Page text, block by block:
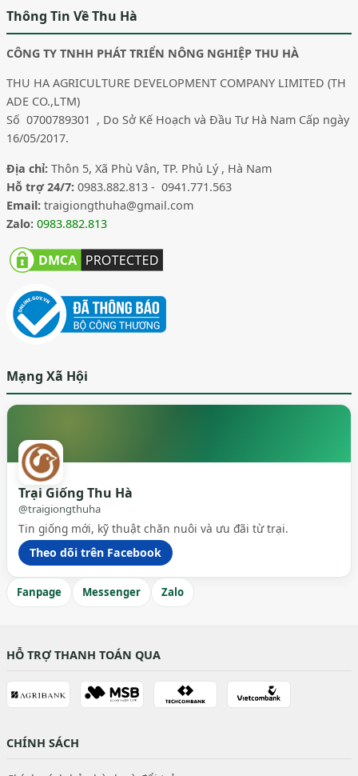
Thông Tin Về Thu Hà
CÔNG TY TNHH PHÁT TRIỂN NÔNG NGHIỆP THU HÀ
THU HA AGRICULTURE DEVELOPMENT COMPANY LIMITED (TH
ADE CO.,LTM)
Số 0700789301 , Do Sở Kế Hoạch và Đầu Tư Hà Nam Cấp ngày
16/05/2017.
Địa chỉ: Thôn 5, Xã Phù Vân, TP. Phủ Lý , Hà Nam
Hỗ trợ 24/7: 0983.882.813 - 0941.771.563
Email: traigiongthuha@gmail.com
Zalo: 0983.882.813
Mạng Xã Hội
Trại Giống Thu Hà
@traigiongthuha
Tin giống mới, kỹ thuật chăn nuôi và ưu đãi từ trại.
Theo dõi trên Facebook
Fanpage Messenger Zalo
HỖ TRỢ THANH TOÁN QUA
CHÍNH SÁCH